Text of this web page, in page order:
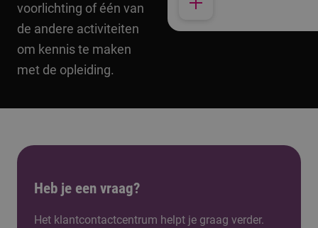
voorlichting of één van
de andere activiteiten
om kennis te maken
met de opleiding.
Heb je een vraag?
Het klantcontactcentrum helpt je graag verder.